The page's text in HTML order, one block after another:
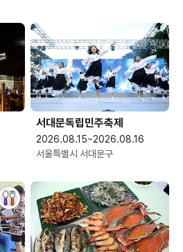
서대문독립민주축제
2026.08.15~2026.08.16
서울특별시 서대문구